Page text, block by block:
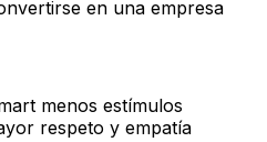
en una empresa
menos estímulos
respeto y empatía